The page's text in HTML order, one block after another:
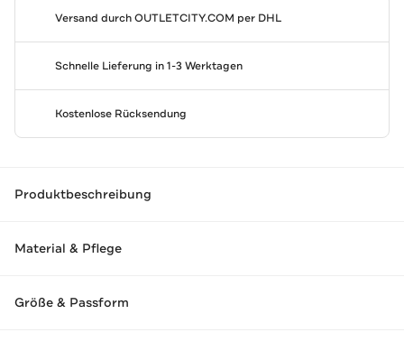
Versand durchOUTLETCITY.COM per DHL
Schnelle Lieferung in 1-3 Werktagen
Kostenlose Rücksendung
Produktbeschreibung
Material & Pflege
Größe & Passform